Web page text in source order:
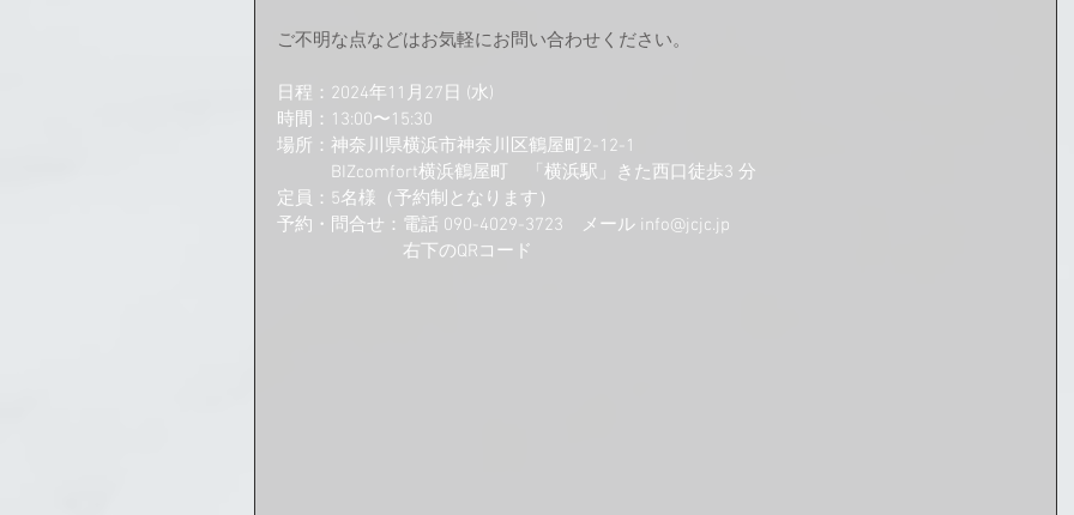
ご不明な点などはお気軽にお問い合わせください。
日程：2024年11月27日 (水)
時間：13:00〜15:30
場所：神奈川県横浜市神奈川区鶴屋町2-12-1
BIZcomfort横浜鶴屋町　「横浜駅」きた西口徒歩3 分
定員：5名様（予約制となります）
予約・問合せ：電話 090-4029-3723　メール info@jcjc.jp
右下のQRコード